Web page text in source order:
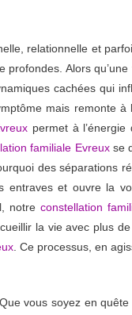
relationnelle et
Alors
cachées qui
mais remonte à
permet à
familiale Evreuxse
des séparations
entraves et ouvre la
notre constellation
la vie avec plus
. Ce processus, en
vous soyez en